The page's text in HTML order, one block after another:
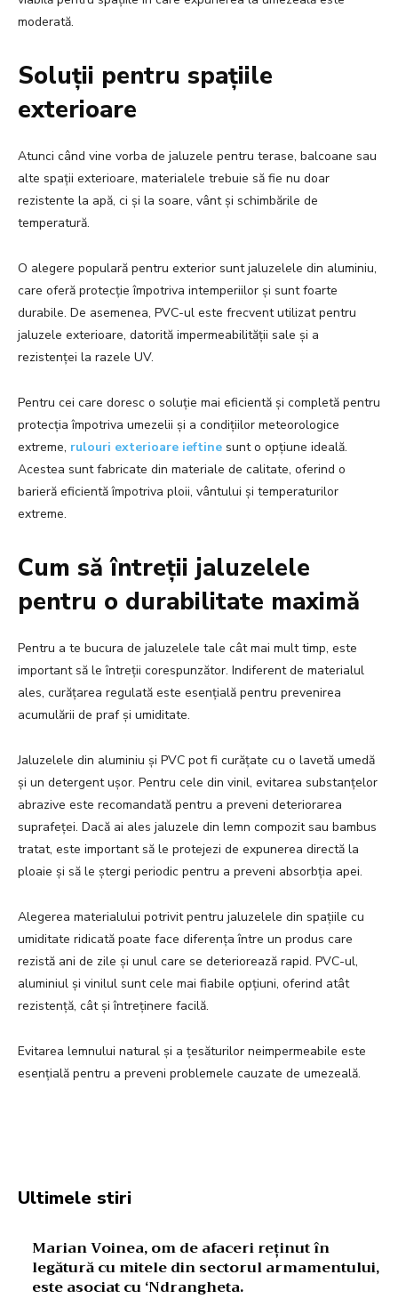
moderată.
Soluții pentru spațiile
exterioare
Atunci când vine vorba de jaluzele pentru terase, balcoane sau
alte spații exterioare, materialele trebuie să fie nu doar
rezistente la apă, ci și la soare, vânt și schimbările de
temperatură.
O alegere populară pentru exterior sunt jaluzelele din aluminiu,
care oferă protecție împotriva intemperiilor și sunt foarte
durabile. De asemenea, PVC-ul este frecvent utilizat pentru
jaluzele exterioare, datorită impermeabilității sale și a
rezistenței la razele UV.
Pentru cei care doresc o soluție mai eficientă și completă pentru
protecția împotriva umezelii și a condițiilor meteorologice
extreme, rulouri exterioare ieftine sunt o opțiune ideală.
Acestea sunt fabricate din materiale de calitate, oferind o
barieră eficientă împotriva ploii, vântului și temperaturilor
extreme.
Cum să întreții jaluzelele
pentru o durabilitate maximă
Pentru a te bucura de jaluzelele tale cât mai mult timp, este
important să le întreții corespunzător. Indiferent de materialul
ales, curățarea regulată este esențială pentru prevenirea
acumulării de praf și umiditate.
Jaluzelele din aluminiu și PVC pot fi curățate cu o lavetă umedă
și un detergent ușor. Pentru cele din vinil, evitarea substanțelor
abrazive este recomandată pentru a preveni deteriorarea
suprafeței. Dacă ai ales jaluzele din lemn compozit sau bambus
tratat, este important să le protejezi de expunerea directă la
ploaie și să le ștergi periodic pentru a preveni absorbția apei.
Alegerea materialului potrivit pentru jaluzelele din spațiile cu
umiditate ridicată poate face diferența între un produs care
rezistă ani de zile și unul care se deteriorează rapid. PVC-ul,
aluminiul și vinilul sunt cele mai fiabile opțiuni, oferind atât
rezistență, cât și întreținere facilă.
Evitarea lemnului natural și a țesăturilor neimpermeabile este
esențială pentru a preveni problemele cauzate de umezeală.
Ultimele stiri
Marian Voinea, om de afaceri reținut în
legătură cu mitele din sectorul armamentului,
este asociat cu ‘Ndrangheta.